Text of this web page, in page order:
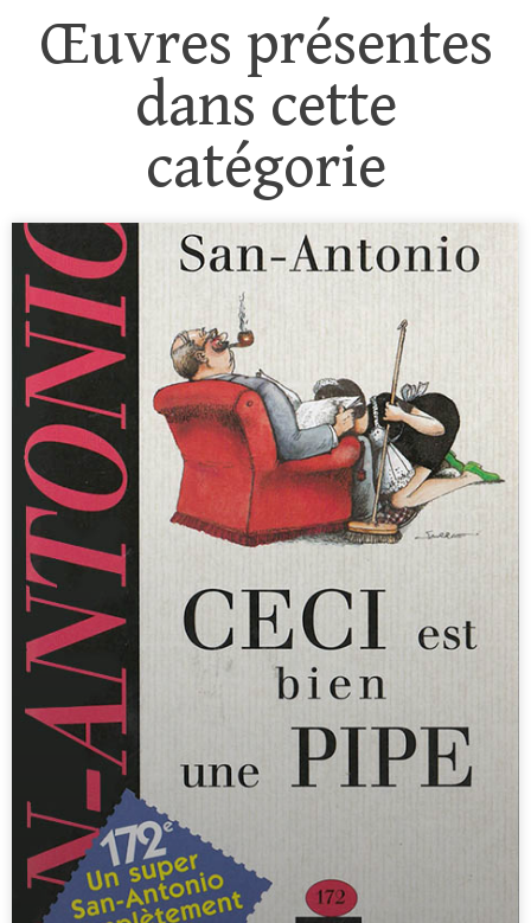
Œuvres présentes
dans cette
catégorie